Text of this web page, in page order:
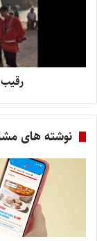
رقیب
نوشته های